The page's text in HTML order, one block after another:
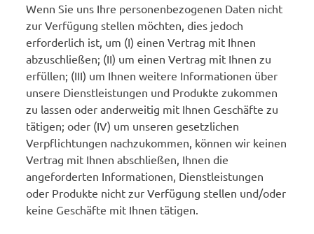
Wenn Sie uns Ihre personenbezogenen Daten nicht
zur Verfügung stellen möchten, dies jedoch
erforderlich ist, um (I) einen Vertrag mit Ihnen
abzuschließen; (II) um einen Vertrag mit Ihnen zu
erfüllen; (III) um Ihnen weitere Informationen über
unsere Dienstleistungen und Produkte zukommen
zu lassen oder anderweitig mit Ihnen Geschäfte zu
tätigen; oder (IV) um unseren gesetzlichen
Verpflichtungen nachzukommen, können wir keinen
Vertrag mit Ihnen abschließen, Ihnen die
angeforderten Informationen, Dienstleistungen
oder Produkte nicht zur Verfügung stellen und/oder
keine Geschäfte mit Ihnen tätigen.